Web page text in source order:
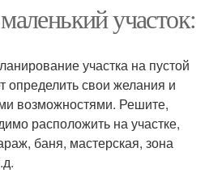
участок:
участка на пустой
определить свои желания и
возможностями. Решите,
расположить на участке,
баня, мастерская, зона